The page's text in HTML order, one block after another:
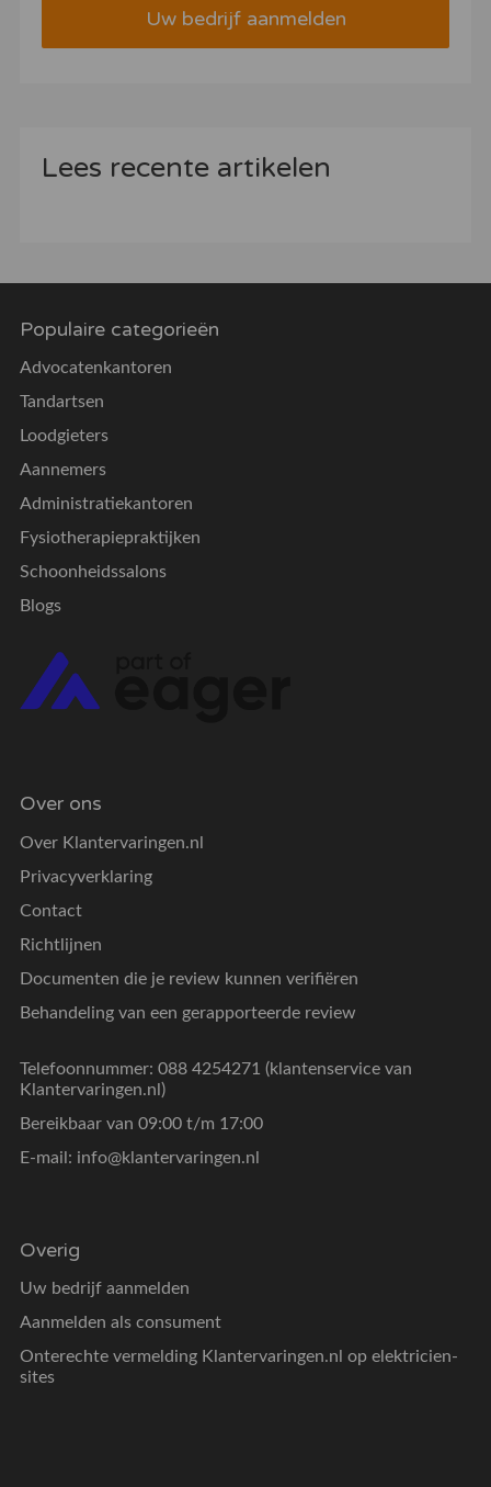
Uw bedrijf aanmelden
Lees recente artikelen
Populaire categorieën
Advocatenkantoren
Tandartsen
Loodgieters
Aannemers
Administratiekantoren
Fysiotherapiepraktijken
Schoonheidssalons
Blogs
Over ons
Over Klantervaringen.nl
Privacyverklaring
Contact
Richtlijnen
Documenten die je review kunnen verifiëren
Behandeling van een gerapporteerde review
Telefoonnummer: 088 4254271 (klantenservice van
Klantervaringen.nl)
Bereikbaar van 09:00 t/m 17:00
E-mail: info@klantervaringen.nl
Overig
Uw bedrijf aanmelden
Aanmelden als consument
Onterechte vermelding Klantervaringen.nl op elektricien-
sites